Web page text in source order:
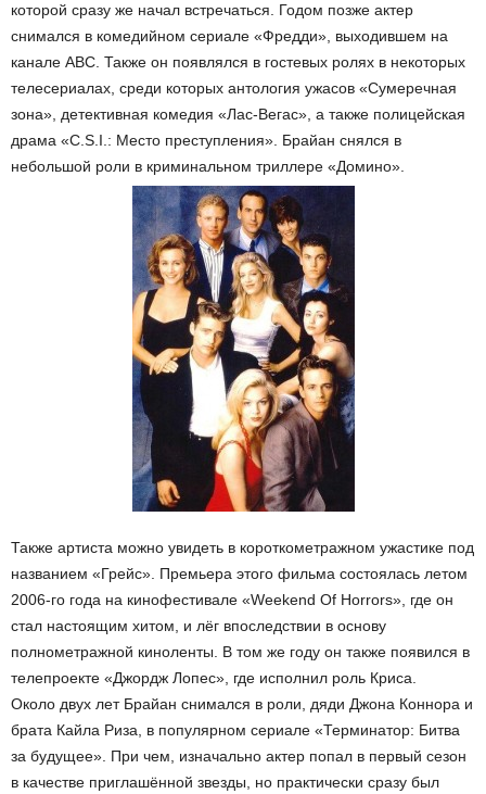
которой сразу же начал встречаться. Годом позже актер
снимался в комедийном сериале «Фредди», выходившем на
канале ABC. Также он появлялся в гостевых ролях в некоторых
телесериалах, среди которых антология ужасов «Сумеречная
зона», детективная комедия «Лас-Вегас», а также полицейская
драма «C.S.I.: Место преступления». Брайан снялся в
небольшой роли в криминальном триллере «Домино».
Также артиста можно увидеть в короткометражном ужастике под
названием «Грейс». Премьера этого фильма состоялась летом
2006-го года на кинофестивале «Weekend Of Horrors», где он
стал настоящим хитом, и лёг впоследствии в основу
полнометражной киноленты. В том же году он также появился в
телепроекте «Джордж Лопес», где исполнил роль Криса.
Около двух лет Брайан снимался в роли, дяди Джона Коннора и
брата Кайла Риза, в популярном сериале «Терминатор: Битва
за будущее». При чем, изначально актер попал в первый сезон
в качестве приглашённой звезды, но практически сразу был